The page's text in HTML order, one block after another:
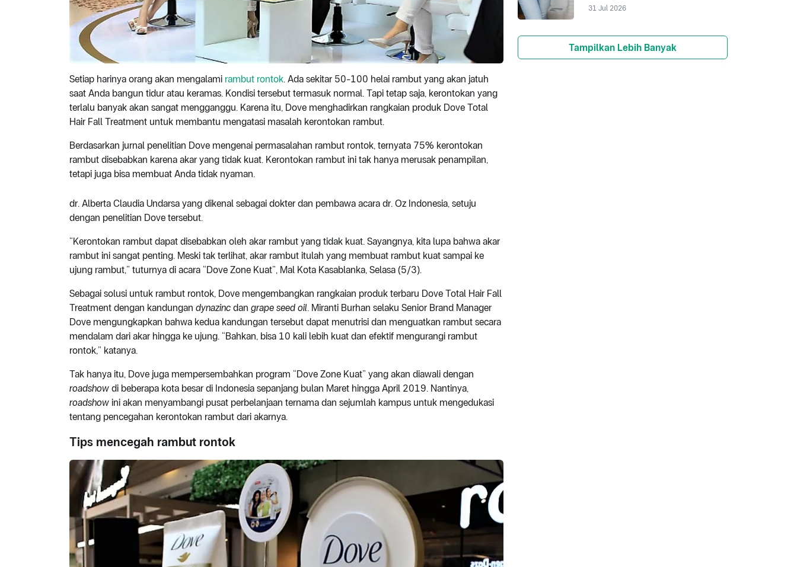
Setiap harinya orang akan mengalami rambut rontok. Ada sekitar 50-100 helai rambut yang akan jatuh
saat Anda bangun tidur atau keramas. Kondisi tersebut termasuk normal. Tapi tetap saja, kerontokan yang
terlalu banyak akan sangat mengganggu. Karena itu, Dove menghadirkan rangkaian produk Dove Total
Hair Fall Treatment untuk membantu mengatasi masalah kerontokan rambut.
Berdasarkan jurnal penelitian Dove mengenai permasalahan rambut rontok, ternyata 75% kerontokan
rambut disebabkan karena akar yang tidak kuat. Kerontokan rambut ini tak hanya merusak penampilan,
tetapi juga bisa membuat Anda tidak nyaman.
dr. Alberta Claudia Undarsa yang dikenal sebagai dokter dan pembawa acara dr. Oz Indonesia, setuju
dengan penelitian Dove tersebut.
“Kerontokan rambut dapat disebabkan oleh akar rambut yang tidak kuat. Sayangnya, kita lupa bahwa akar
rambut ini sangat penting. Meski tak terlihat, akar rambut itulah yang membuat rambut kuat sampai ke
ujung rambut,” tuturnya di acara “Dove Zone Kuat”, Mal Kota Kasablanka, Selasa (5/3).
Sebagai solusi untuk rambut rontok, Dove mengembangkan rangkaian produk terbaru Dove Total Hair Fall
Treatment dengan kandungan dynazinc dan grape seed oil. Miranti Burhan selaku Senior Brand Manager
Dove mengungkapkan bahwa kedua kandungan tersebut dapat menutrisi dan menguatkan rambut secara
mendalam dari akar hingga ke ujung. “Bahkan, bisa 10 kali lebih kuat dan efektif mengurangi rambut
rontok,” katanya.
Tak hanya itu, Dove juga mempersembahkan program “Dove Zone Kuat” yang akan diawali dengan
roadshow di beberapa kota besar di Indonesia sepanjang bulan Maret hingga April 2019. Nantinya,
roadshow ini akan menyambangi pusat perbelanjaan ternama dan sejumlah kampus untuk mengedukasi
tentang pencegahan kerontokan rambut dari akarnya.
Tips mencegah rambut rontok
31 Jul 2026
Tampilkan Lebih Banyak